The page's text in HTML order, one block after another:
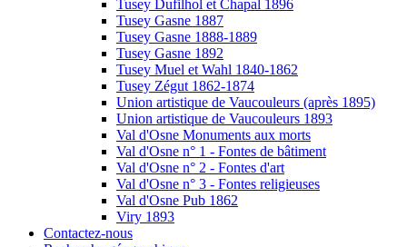
Tusey Dufilhol et Chapal 1896
Tusey Gasne 1887
Tusey Gasne 1888-1889
Tusey Gasne 1892
Tusey Muel et Wahl 1840-1862
Tusey Zégut 1862-1874
Union artistique de Vaucouleurs (après 1895)
Union artistique de Vaucouleurs 1893
Val d'Osne Monuments aux morts
Val d'Osne n° 1 - Fontes de bâtiment
Val d'Osne n° 2 - Fontes d'art
Val d'Osne n° 3 - Fontes religieuses
Val d'Osne Pub 1862
Viry 1893
Contactez-nous